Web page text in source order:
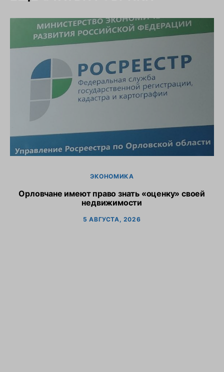
ЭКОНОМИКА
Орловчане имеют право знать «оценку» своей
недвижимости
5 АВГУСТА, 2026